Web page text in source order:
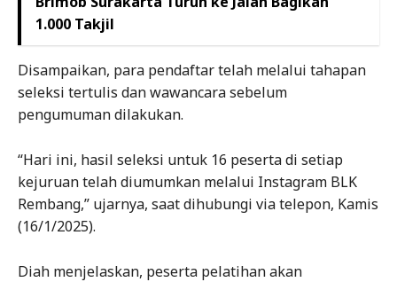
1.000 Takjil
Disampaikan, para pendaftar telah melalui tahapan
seleksi tertulis dan wawancara sebelum
pengumuman dilakukan.
“Hari ini, hasil seleksi untuk 16 peserta di setiap
kejuruan telah diumumkan melalui Instagram BLK
Rembang,” ujarnya, saat dihubungi via telepon, Kamis
(16/1/2025).
Diah menjelaskan, peserta pelatihan akan